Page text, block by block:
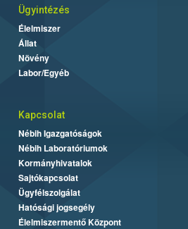
Ügyintézés
Élelmiszer
Állat
Növény
Labor/Egyéb
Kapcsolat
Nébih Igazgatóságok
Nébih Laboratóriumok
Kormányhivatalok
Sajtókapcsolat
Ügyfélszolgálat
Hatósági jogsegély
Élelmiszermentő Központ